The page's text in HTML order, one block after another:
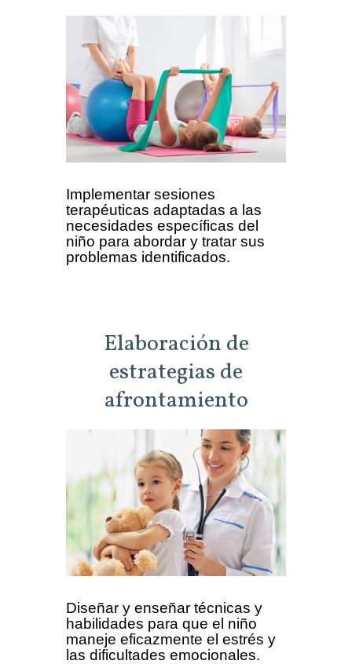
Implementar sesiones
terapéuticas adaptadas a las
necesidades específicas del
niño para abordar y tratar sus
problemas identificados.
Elaboración de
estrategias de
afrontamiento
Diseñar y enseñar técnicas y
habilidades para que el niño
maneje eficazmente el estrés y
las dificultades emocionales.